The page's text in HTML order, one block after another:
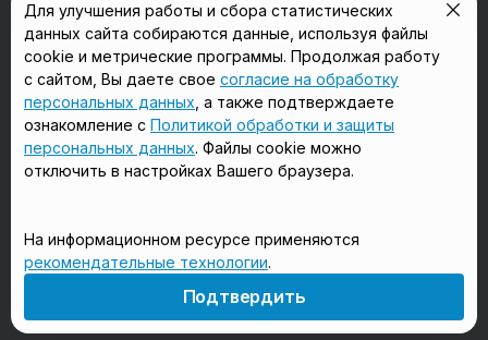
в Сергиевом Посаде в Люберцах
в Красногорске в Королёве
в Домодедово в Щёлково
18+
Мы в соцсетях
Для улучшения работы и сбора статистических
данных сайта собираются данные, используя файлы
cookie и метрические программы. Продолжая работу
с сайтом, Вы даете свое согласие на обработку
персональных данных , а также подтверждаете
ознакомление с Политикой обработки и защиты
персональных данных. Файлы cookie можно
отключить в настройках Вашего браузера.
На информационном ресурсе применяются
рекомендательные технологии.
Подтвердить